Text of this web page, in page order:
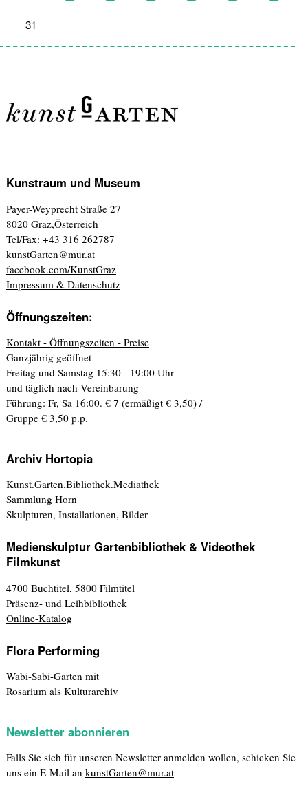
31
Kunstraum und Museum
Payer-Weyprecht Straße 27
8020 Graz,Österreich
Tel/Fax: +43 316 262787
kunstGarten@mur.at
facebook.com/KunstGraz
Impressum & Datenschutz
Öffnungszeiten:
Kontakt - Öffnungszeiten - Preise
Ganzjährig geöffnet
Freitag und Samstag 15:30 - 19:00 Uhr
und täglich nach Vereinbarung
Führung: Fr, Sa 16:00. € 7 (ermäßigt € 3,50) /
Gruppe € 3,50 p.p.
Archiv Hortopia
Kunst.Garten.Bibliothek.Mediathek
Sammlung Horn
Skulpturen, Installationen, Bilder
Medienskulptur Gartenbibliothek & Videothek
Filmkunst
4700 Buchtitel, 5800 Filmtitel
Präsenz- und Leihbibliothek
Online-Katalog
Flora Performing
Wabi-Sabi-Garten mit
Rosarium als Kulturarchiv
Newsletter abonnieren
Falls Sie sich für unseren Newsletter anmelden wollen, schicken Sie
uns ein E-Mail an kunstGarten@mur.at